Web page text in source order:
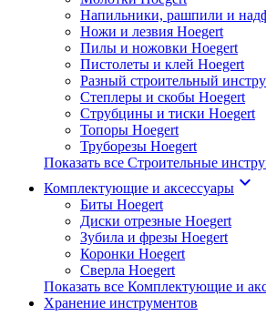
Напильники, рашпили и
Ножи и лезвия Hoegert
Пилы и ножовки Hoegert
Пистолеты и клей Hoegert
Разный строительный
Степлеры и скобы Hoegert
Струбцины и тиски Hoegert
Топоры Hoegert
Труборезы Hoegert
Показать все Строительные
Комплектующие и аксессуары keyboard_arrow_down
Биты Hoegert
Диски отрезные Hoegert
Зубила и фрезы Hoegert
Коронки Hoegert
Сверла Hoegert
Показать все Комплектующие и
Хранение инструментов